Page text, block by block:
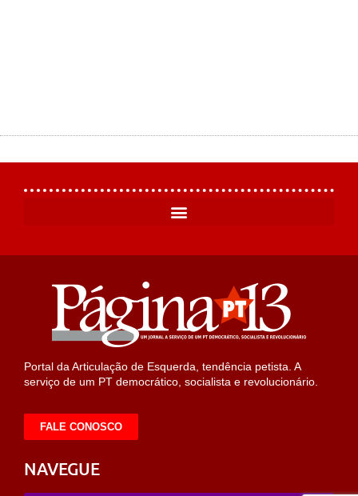
Portal da Articulação de Esquerda, tendência petista. A
serviço de um PT democrático, socialista e revolucionário.
FALE CONOSCO
NAVEGUE